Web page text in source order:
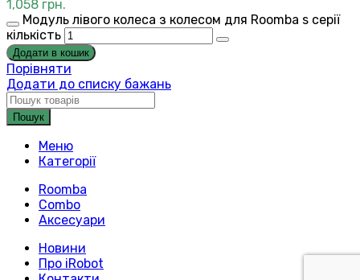
1,058 грн.
Модуль лівого колеса з колесом для Roomba s серії
кількість
Додати в кошик
Порівняти
Додати до списку бажань
Пошук
Меню
Категорії
Roomba
Combo
Аксесуари
Новини
Про iRobot